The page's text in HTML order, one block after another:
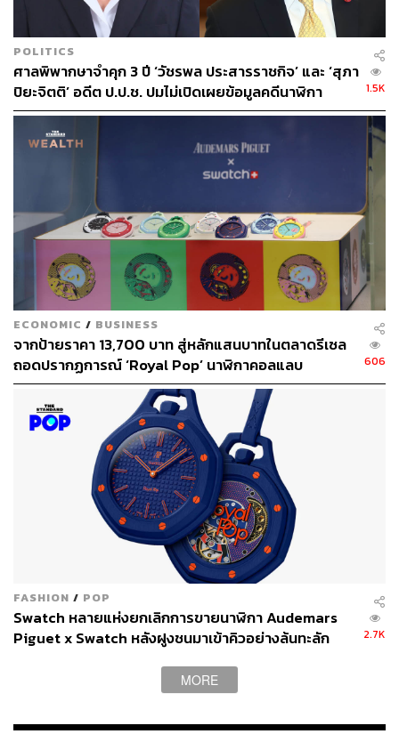
สำหรับข้อมูลสำคัญ 3 รายการ ประกอบด้วย รายงานการ
แสวงหาข้อเท็จจริงและรวบรวมพยานหลักฐานเอกสาร
ทั้งหมด ความเห็นของพนักงานเจ้าหน้าที่ ป.ป.ช. ทุกคนที่รับ
ผิดชอบ และรายงานการประชุมของคณะกรรมการ ป.ป.ช. ที่
เกี่ยวข้องกับเรื่องดังกล่าว
แม้คณะกรรมการวินิจฉัยการเปิดเผยข้อมูลข่าวสารสาขา
สังคมฯ มีคำวินิจฉัยให้ ป.ป.ช. เปิดเผยข้อมูลดังกล่าวแก่โจทก์
แล้ว แต่กลุ่มจำเลยกลับฝ่าฝืนคำวินิจฉัย รวมถึงฝ่าฝืนคำ
พิพากษาของศาลปกครองสูงสุดที่สั่งให้เปิดเผยข้อมูลทั้ง 3
รายการ
สำหรับคดีนี้ จำเลยที่ 1 กับพวกรวม 12 คน ได้แก่
POLITICS
ศาลพิพากษาจำคุก 3 ปี ‘วัชรพล ประสารราชกิจ’ และ ‘สุภา
ปิยะจิตติ’ อดีต ป.ป.ช. ปมไม่เปิดเผยข้อมูลคดีนาฬิกา
‘ประวิตร
1.5K
ECONOMIC / BUSINESS
จากป้ายราคา 13,700 บาท สู่หลักแสนบาทในตลาดรีเซล
ถอดปรากฏการณ์ ‘Royal Pop’ นาฬิกาคอลแลบ
Audemars Piguet x Swatch ที่สั่นสะเทือนวงการทั่ว
606
FASHION / POP
Swatch หลายแห่งยกเลิกการขายนาฬิกา Audemars
Piguet x Swatch หลังฝูงชนมาเข้าคิวอย่างล้นทะลัก
2.7K
MORE